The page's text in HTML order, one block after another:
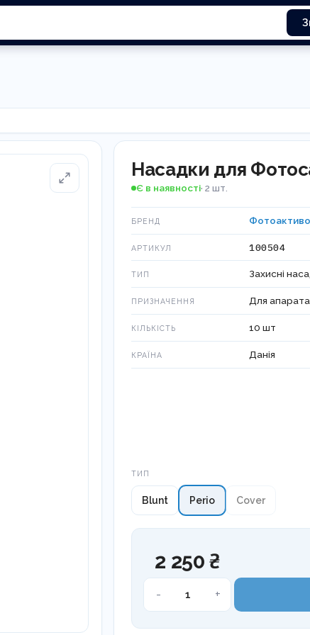
Насадки для
Є в наявності· 2 шт.
БРЕНД
АРТИКУЛ 100504
ТИП Захисні
ПРИЗНАЧЕННЯ Для
КІЛЬКІСТЬ 10 шт
КРАЇНА Данія
ТИП
Blunt Perio Cover
2 250 ₴
-
Насадки
+